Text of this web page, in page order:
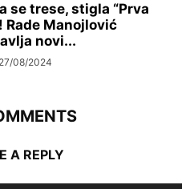
se trese, stigla “Prva
Rade Manojlović
novi...
27/08/2024
A REPLY